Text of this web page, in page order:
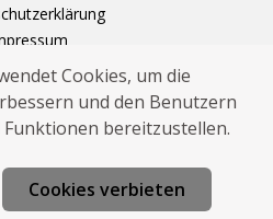
Gräfenberg
Gräfenberg
anrufen
Cookies, um die
und den Benutzern
bereitzustellen.
Cookies verbieten